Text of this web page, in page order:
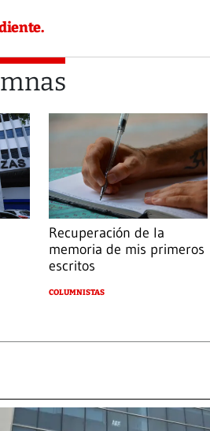
Recuperación de la
memoria de mis primeros
escritos
COLUMNISTAS